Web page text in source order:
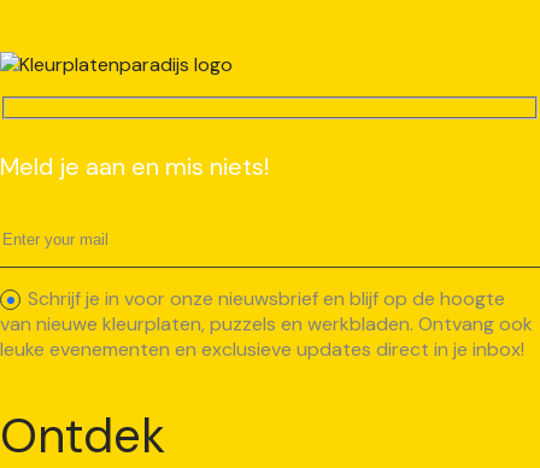
Meld je aan en mis niets!
Schrijf je in voor onze nieuwsbrief en blijf op de hoogte
van nieuwe kleurplaten, puzzels en werkbladen. Ontvang ook
leuke evenementen en exclusieve updates direct in je inbox!
Ontdek